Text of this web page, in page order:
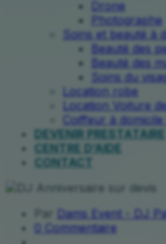
Drone
Photographe
Soins et beauté à
Beauté des
Beauté des
Soins du
Location robe
Location Voiture
Coiffeur à
DEVENIR PRESTATAIRE
CENTRE D’AIDE
CONTACT
Par
Dams Event - DJ
0 Commentaire